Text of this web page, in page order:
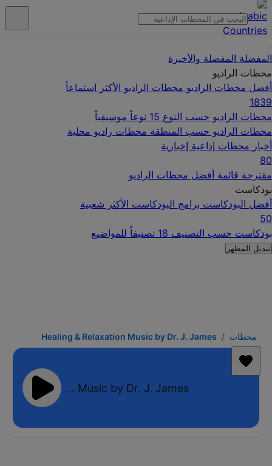
المفضلة المفضلة والأخيرة
محطات الراديو
أفضل محطات الراديو محطات الراديو الأكثر استماعاً
1839
محطات الراديو حسب النوع 15 نوعاً موسيقياً
محطات الراديو حسب المنطقة محطات راديو محلية
أخبار محطات إذاعية إخبارية
80
مقترحة قائمة أفضل محطات الراديو
بودكاست
أفضل البودكاست برامج البودكاست الأكثر شعبية
50
بودكاست حسب التصنيف 18 تصنيفاً للمواضيع
تبديل المظهر
محطات Healing & Relaxation Music by Dr. J. James
Healing & Relaxation Music by Dr. J. James